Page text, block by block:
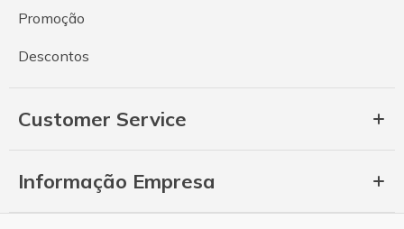
Promoção
Descontos
Customer Service
Informação Empresa